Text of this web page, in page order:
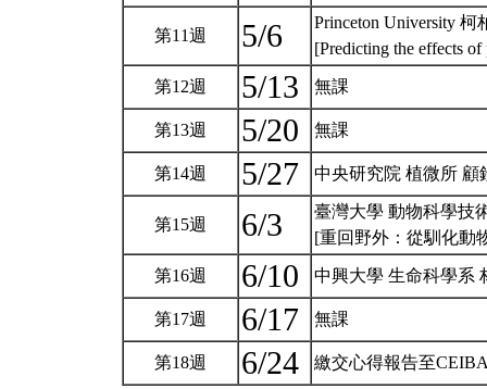
第11週 5/6
Princeton University 柯
[Predicting the effects
第12週 5/13 無課
第13週 5/20 無課
第14週 5/27 中央研究院 植微所 顧
第15週 6/3
臺灣大學 動物科學技
[重回野外：從馴化動
第16週 6/10 中興大學 生命科學系
第17週 6/17 無課
第18週 6/24 繳交心得報告至